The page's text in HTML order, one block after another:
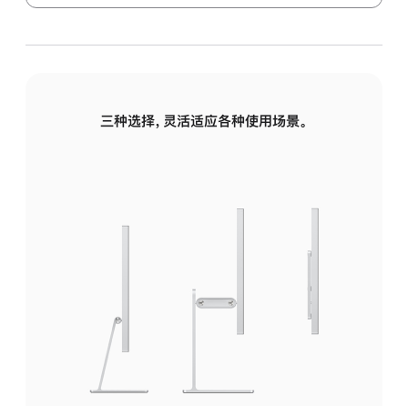
三种选择，灵活适应各种使用场景。